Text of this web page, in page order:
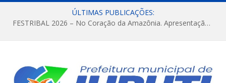
ÚLTIMAS PUBLICAÇÕES:
FESTRIBAL 2026 – No Coração da Amazônia. Apresentação da Munduruku.